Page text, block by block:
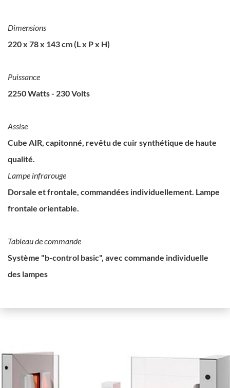
Dimensions
220 x 78 x 143 cm (L x P x H)
Puissance
2250 Watts - 230 Volts
Assise
Cube AIR, capitonné, revêtu de cuir synthétique de haute
qualité.
Lampe infrarouge
Dorsale et frontale, commandées individuellement. Lampe
frontale orientable.
Tableau de commande
Système "b-control basic", avec commande individuelle
des lampes